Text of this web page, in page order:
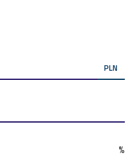
PLN
%